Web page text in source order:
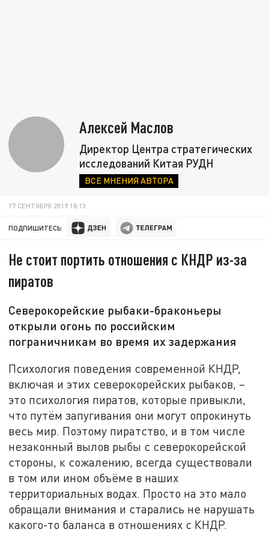
Алексей Маслов
Директор Центра стратегических
исследований Китая РУДН
ВСЕ МНЕНИЯ АВТОРА
17 СЕНТЯБРЯ 2019 18:13
ПОДПИШИТЕСЬ:
Не стоит портить отношения с КНДР из-за
пиратов
Северокорейские рыбаки-браконьеры
открыли огонь по российским
пограничникам во время их задержания
Психология поведения современной КНДР,
включая и этих северокорейских рыбаков, –
это психология пиратов, которые привыкли,
что путём запугивания они могут опрокинуть
весь мир. Поэтому пиратство, и в том числе
незаконный вылов рыбы с северокорейской
стороны, к сожалению, всегда существовали
в том или ином объёме в наших
территориальных водах. Просто на это мало
обращали внимания и старались не нарушать
какого-то баланса в отношениях с КНДР.